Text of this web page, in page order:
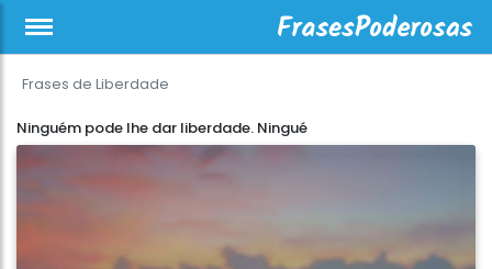
Frases de Liberdade
Ninguém pode lhe dar liberdade. Ningué